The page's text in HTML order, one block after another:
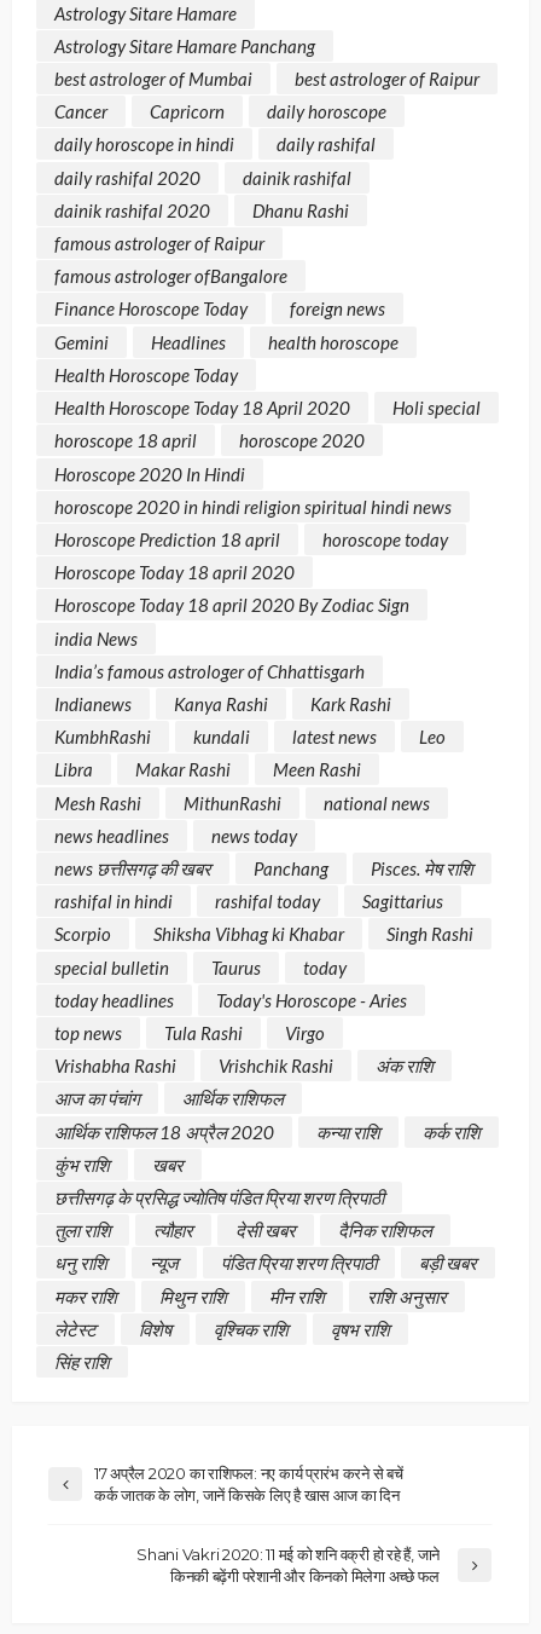
Astrology Sitare Hamare
Astrology Sitare Hamare Panchang
best astrologer of Mumbai
best astrologer of Raipur
Cancer
Capricorn
daily horoscope
daily horoscope in hindi
daily rashifal
daily rashifal 2020
dainik rashifal
dainik rashifal 2020
Dhanu Rashi
famous astrologer of Raipur
famous astrologer ofBangalore
Finance Horoscope Today
foreign news
Gemini
Headlines
health horoscope
Health Horoscope Today
Health Horoscope Today 18 April 2020
Holi special
horoscope 18 april
horoscope 2020
Horoscope 2020 In Hindi
horoscope 2020 in hindi religion spiritual hindi news
Horoscope Prediction 18 april
horoscope today
Horoscope Today 18 april 2020
Horoscope Today 18 april 2020 By Zodiac Sign
india News
India’s famous astrologer of Chhattisgarh
Indianews
Kanya Rashi
Kark Rashi
KumbhRashi
kundali latest news
Leo
Libra
Makar Rashi
Meen Rashi
Mesh Rashi
MithunRashi
national news
news headlines
news today
news छत्तीसगढ़ की खबर
Panchang
Pisces. मेष राशि
rashifal in hindi
rashifal today
Sagittarius
Scorpio
Shiksha Vibhag ki Khabar
Singh Rashi
special bulletin
Taurus
today
today headlines
Today's Horoscope - Aries
top news
Tula Rashi
Virgo
Vrishabha Rashi
Vrishchik Rashi
अंक राशि
आज का पंचांग
आर्थिक राशिफल
आर्थिक राशिफल 18 अप्रैल 2020
कन्या राशि
कर्क राशि
कुंभ राशि
खबर
छत्तीसगढ़ के प्रसिद्ध ज्योतिष पंडित प्रिया शरण त्रिपाठी
तुला राशि
त्यौहार देसी खबर
दैनिक राशिफल
धनु राशि
न्यूज पंडित प्रिया शरण त्रिपाठी
बड़ी खबर
मकर राशि
मिथुन राशि मीन राशि
राशि अनुसार
लेटेस्ट
विशेष वृश्चिक राशि
वृषभ राशि
सिंह राशि
17 अप्रैल 2020 का राशिफल: नए कार्य प्रारंभ करने से बचें
कर्क जातक के लोग, जानें किसके लिए है खास आज का दिन
Shani Vakri 2020: 11 मई को शनि वक्री हो रहे हैं, जाने
किनकी बढ़ेंगी परेशानी और किनको मिलेगा अच्छे फल